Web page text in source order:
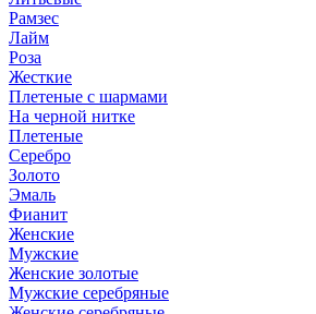
Рамзес
Лайм
Роза
Жесткие
Плетеные с шармами
На черной нитке
Плетеные
Серебро
Золото
Эмаль
Фианит
Женские
Мужские
Женские золотые
Мужские серебряные